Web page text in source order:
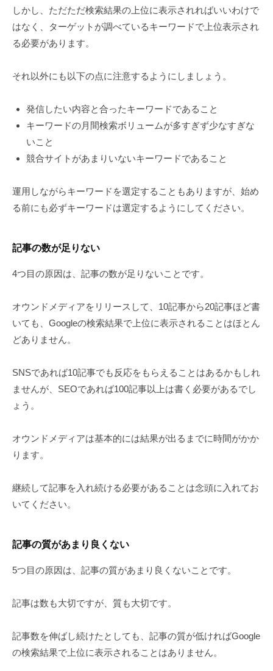
しかし、ただただ検索結果の上位に表示されればいいわけで
はなく、ターゲットが調べているキーワードで上位表示され
る必要があります。
それ以外にも以下の点に注意するようにしましょう。
発信したい内容と合ったキーワードであること
キーワードの月間検索ボリュームが多すぎず少なすぎな
いこと
競合サイトがあまりいないキーワードであること
運用しながらキーワードを選定することもありますが、始め
る前にも必ずキーワードは選定するようにしてください。
記事の数が足りない
4つ目の原因は、記事の数が足りないことです。
オウンドメディアをリリースして、10記事から20記事ほど書
いても、Googleの検索結果で上位に表示されることはほとん
どありません。
SNSであれば10記事でも反応をもらえることはあるかもしれ
ませんが、SEOであれば100記事以上は書く必要があるでし
ょう。
オウンドメディアは基本的には結果が出るまでに時間がかか
ります。
継続して記事を入れ続ける必要があることは念頭に入れてお
いてください。
記事の質があまり良くない
5つ目の原因は、記事の質があまり良くないことです。
記事は数も大切ですが、質も大切です。
記事数を伸ばし続けたとしても、記事の質が低ければGoogle
の検索結果で上位に表示されることはありません。